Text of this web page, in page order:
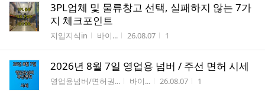
3PL업체 및 물류창고 선택, 실패하지 않는 7가
지 체크포인트
게시판명
지입지식in 작성자
바이... 작성시간
26.08.07 조회수
1
2026년 8월 7일 영업용 넘버 / 주선 면허 시세
게시판명
영업용넘버/면허권... 작성자
바이... 작성시간
26.08.07 조회수
1